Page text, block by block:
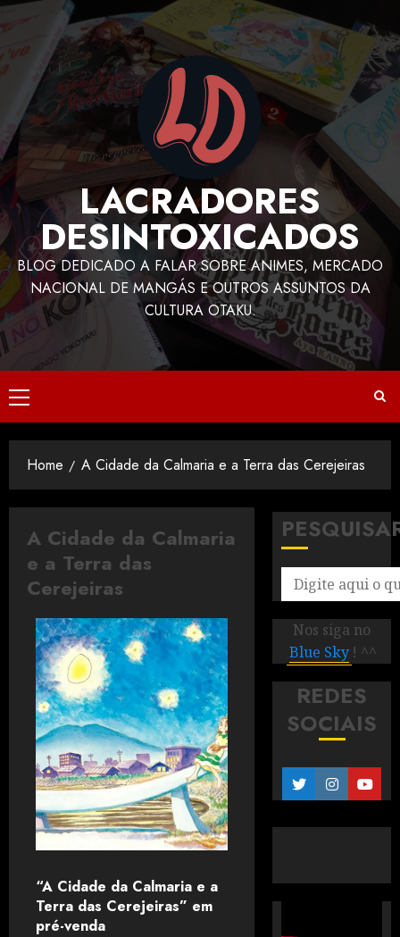
LACRADORES
DESINTOXICADOS
BLOG DEDICADO A FALAR SOBRE ANIMES, MERCADO
NACIONAL DE MANGÁS E OUTROS ASSUNTOS DA
CULTURA OTAKU.
Home A Cidade da Calmaria e a Terra das Cerejeiras
A Cidade da Calmaria
e a Terra das
Cerejeiras
“A Cidade da Calmaria e a
Terra das Cerejeiras” em
pré-venda
Nos siga no
Blue Sky ! ^^
REDES
SOCIAIS